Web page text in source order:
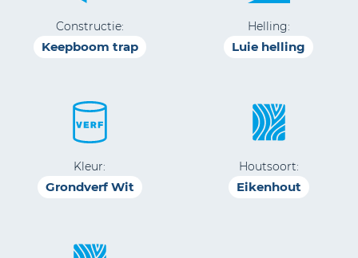
Constructie:
Keepboom trap
Helling:
Luie helling
Kleur:
Grondverf Wit
Houtsoort:
Eikenhout